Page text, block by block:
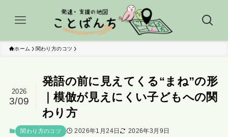
ホーム 関わり方のコツ
発語の前に見えてくる“まね”の形
｜模倣が見えにくい子どもへの関
わり方
2026
3/09
関わり方のコツ 2026年1月24日 2026年3月9日